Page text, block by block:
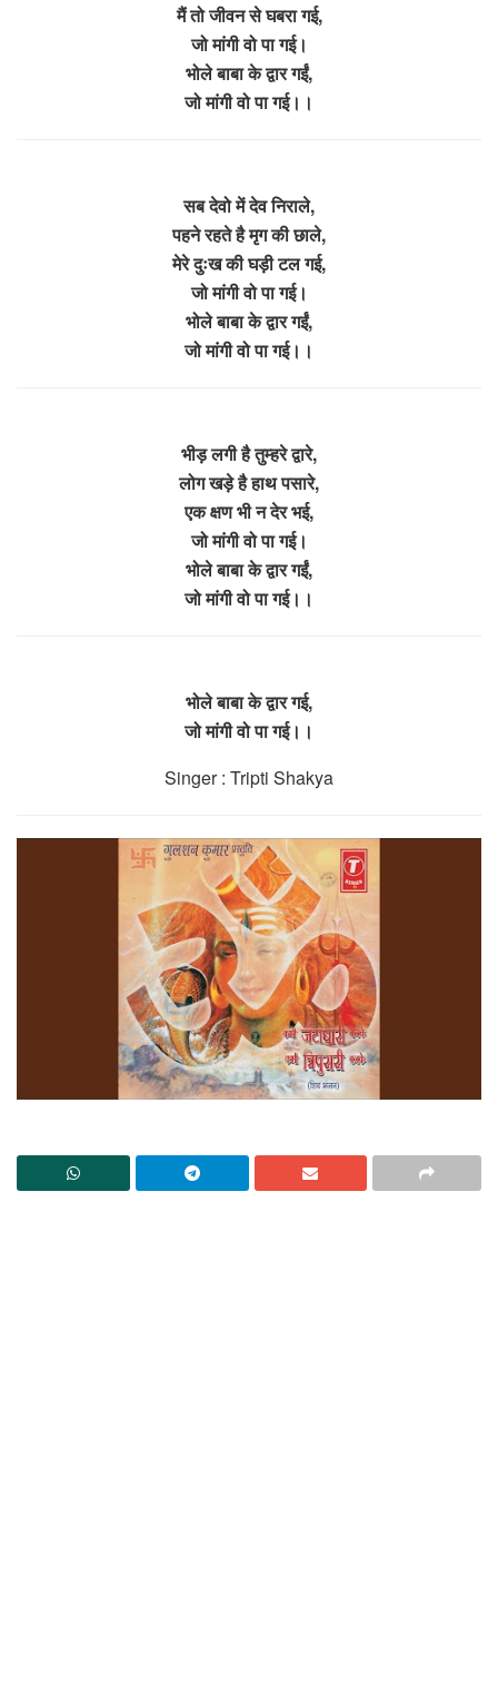
मैं तो जीवन से घबरा गई,
जो मांगी वो पा गई।
भोले बाबा के द्वार गईं,
जो मांगी वो पा गई।।
सब देवो में देव निराले,
पहने रहते है मृग की छाले,
मेरे दुःख की घड़ी टल गई,
जो मांगी वो पा गई।
भोले बाबा के द्वार गईं,
जो मांगी वो पा गई।।
भीड़ लगी है तुम्हरे द्वारे,
लोग खड़े है हाथ पसारे,
एक क्षण भी न देर भई,
जो मांगी वो पा गई।
भोले बाबा के द्वार गईं,
जो मांगी वो पा गई।।
भोले बाबा के द्वार गई,
जो मांगी वो पा गई।।
Singer : Tripti Shakya